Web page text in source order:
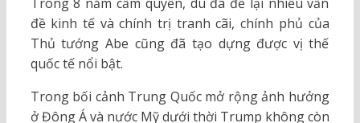
đề kinh tế và chính trị tranh cãi, chính phủ của
Thủ tướng Abe cũng đã tạo dựng được vị thế
quốc tế nổi bật.
Trong bối cảnh Trung Quốc mở rộng ảnh hưởng
ở Đông Á và nước Mỹ dưới thời Trump không còn